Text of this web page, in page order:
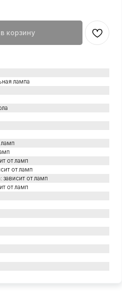
корзину
лампа
от ламп
от ламп
от ламп
от ламп